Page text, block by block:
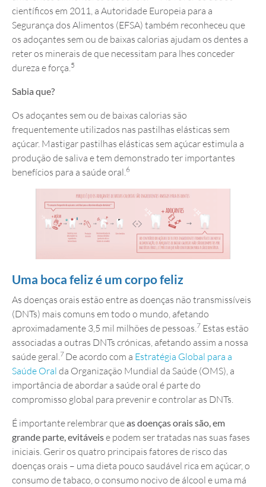
científicos em 2011, a Autoridade Europeia para a
Segurança dos Alimentos (EFSA) também reconheceu que
os adoçantes sem ou de baixas calorias ajudam os dentes a
reter os minerais de que necessitam para lhes conceder
dureza e força. 5
Sabia que?
Os adoçantes sem ou de baixas calorias são
frequentemente utilizados nas pastilhas elásticas sem
açúcar. Mastigar pastilhas elásticas sem açúcar estimula a
produção de saliva e tem demonstrado ter importantes
benefícios para a saúde oral. 6
Uma boca feliz é um corpo feliz
As doenças orais estão entre as doenças não transmissíveis
(DNTs) mais comuns em todo o mundo, afetando
aproximadamente 3,5 mil milhões de pessoas.7 Estas estão
associadas a outras DNTs crónicas, afetando assim a nossa
saúde geral.7 De acordo com a Estratégia Global para a
Saúde Oral da Organização Mundial da Saúde (OMS), a
importância de abordar a saúde oral é parte do
compromisso global para prevenir e controlar as DNTs.
É importante relembrar queasdoenças orais são, em
grande parte, evitáveise podem ser tratadas nas suas fases
iniciais. Gerir os quatro principais fatores de risco das
doenças orais – uma dieta pouco saudável rica em açúcar, o
consumo de tabaco, o consumo nocivo de álcool e uma má